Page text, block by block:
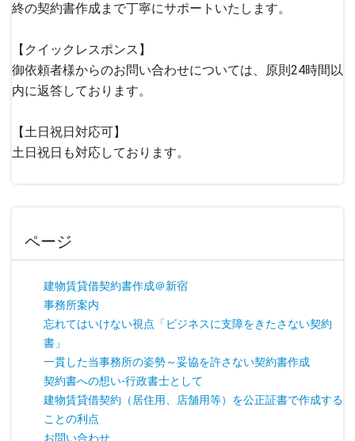
終の契約書作成まで丁寧にサポートいたします。
【クイックレスポンス】
御依頼者様からのお問い合わせについては、原則24時間以
内に返答しております。
【土日祝日対応可】
土日祝日も対応しております。
ページ
建物賃貸借契約書作成＠新宿
事務所案内
忘れてはいけない視点「ビジネスに支障をきたさない契約
書」
一貫した当事務所の姿勢～妥協を許さない契約書作成
契約書への想い-行政書士として
建物賃貸借契約（居住用、店舗用等）を公正証書で作成する
ことの利点
お問い合わせ